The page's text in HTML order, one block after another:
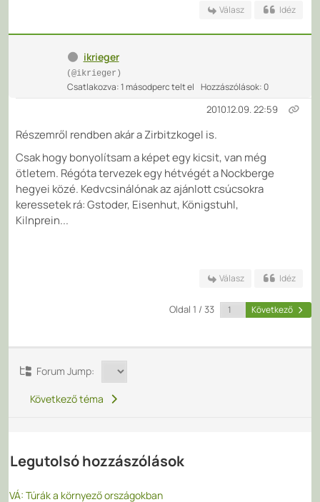
Válasz Idéz
ikrieger
(@ikrieger)
Csatlakozva: 1 másodperc telt el Hozzászólások: 0
2010.12.09. 22:59
Részemről rendben akár a Zirbitzkogel is.
Csak hogy bonyolítsam a képet egy kicsit, van még
ötletem. Régóta tervezek egy hétvégét a Nockberge
hegyei közé. Kedvcsinálónak az ajánlott csúcsokra
keressetek rá: Gstoder, Eisenhut, Königstuhl,
Kilnprein...
Válasz Idéz
Oldal 1 / 33 Következő
Forum Jump:
Következő téma
Legutolsó hozzászólások
VÁ: Túrák a környező országokban